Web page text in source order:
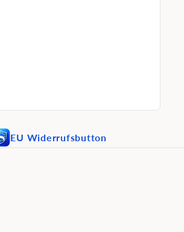
EU Widerrufsbutton